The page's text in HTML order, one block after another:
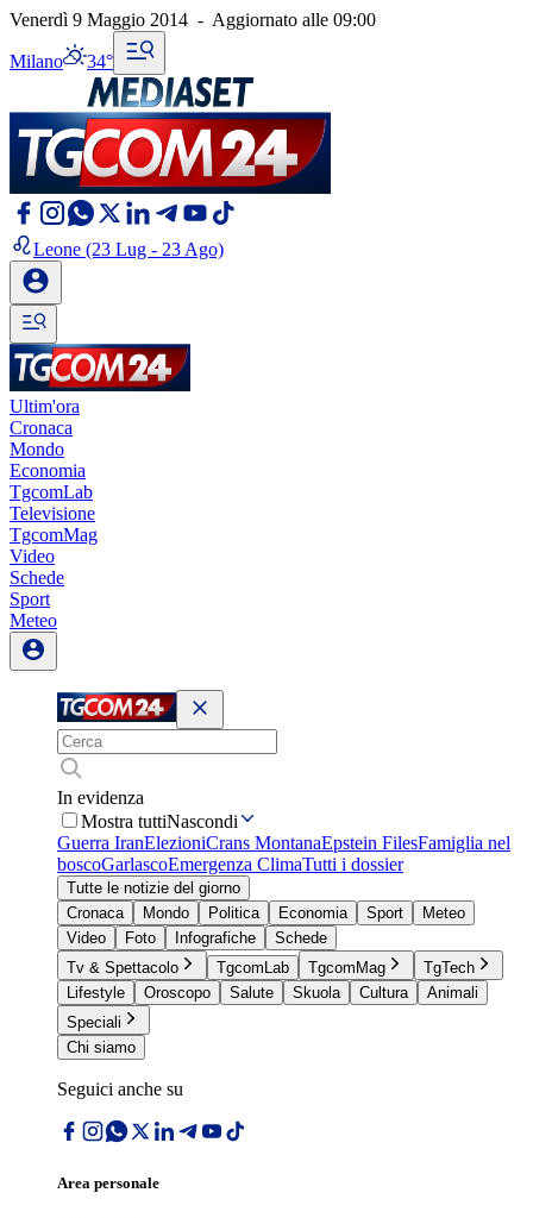
Venerdì 9 Maggio 2014 - Aggiornato alle 09:00
Milano 34°
Leone (23 Lug - 23 Ago)
Ultim'ora
Cronaca
Mondo
Economia
TgcomLab
Televisione
TgcomMag
Video
Schede
Sport
Meteo
In evidenza
Mostra tuttiNascondi
Guerra IranElezioniCrans MontanaEpstein FilesFamiglia nel
boscoGarlascoEmergenza ClimaTutti i dossier
Tutte le notizie del giorno
Cronaca
Mondo Politica Economia Sport
Meteo
Video
Foto Infografiche
Schede
Tv & Spettacolo
TgcomLab TgcomMag
TgTech
Lifestyle
Oroscopo Salute Skuola Cultura
Animali
Speciali
Chi siamo
Seguici anche su
Area personale